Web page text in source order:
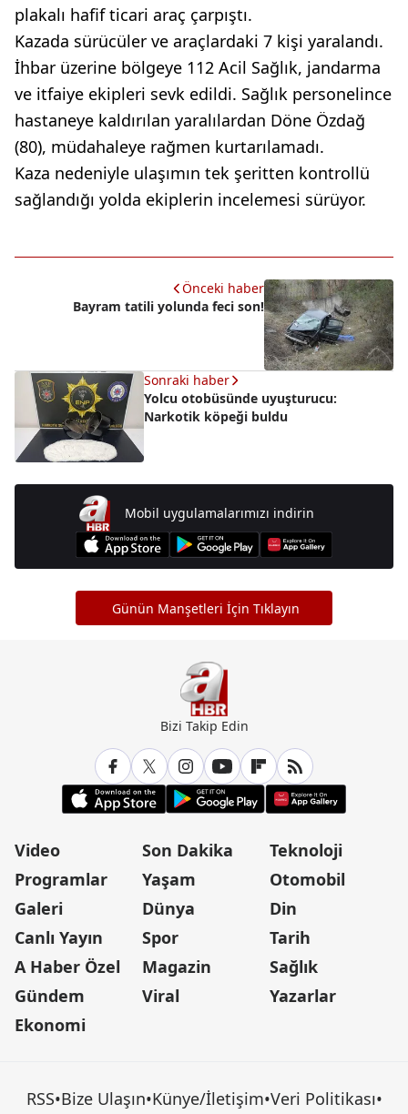
plakalı hafif ticari araç çarpıştı.
Kazada sürücüler ve araçlardaki 7 kişi yaralandı.
İhbar üzerine bölgeye 112 Acil Sağlık, jandarma
ve itfaiye ekipleri sevk edildi. Sağlık personelince
hastaneye kaldırılan yaralılardan Döne Özdağ
(80), müdahaleye rağmen kurtarılamadı.
Kaza nedeniyle ulaşımın tek şeritten kontrollü
sağlandığı yolda ekiplerin incelemesi sürüyor.
Önceki haber
Bayram tatili yolunda feci son!
Sonraki haber
Yolcu otobüsünde uyuşturucu:
Narkotik köpeği buldu
Mobil uygulamalarımızı indirin
Günün Manşetleri İçin Tıklayın
Bizi Takip Edin
Video
Programlar
Galeri
Canlı Yayın
A Haber Özel
Gündem
Ekonomi
Son Dakika
Yaşam
Dünya
Spor
Magazin
Viral
Teknoloji
Otomobil
Din
Tarih
Sağlık
Yazarlar
RSS•Bize Ulaşın•Künye/İletişim•Veri Politikası•